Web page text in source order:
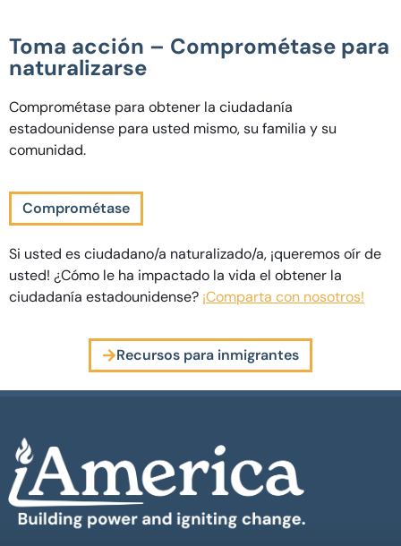
Toma acción – Comprométase para
naturalizarse
Comprométase para obtener la ciudadanía
estadounidense para usted mismo, su familia y su
comunidad.
Comprométase
Si usted es ciudadano/a naturalizado/a, ¡queremos oír de
usted! ¿Cómo le ha impactado la vida el obtener la
ciudadanía estadounidense? ¡Comparta con nosotros!
Recursos para inmigrantes